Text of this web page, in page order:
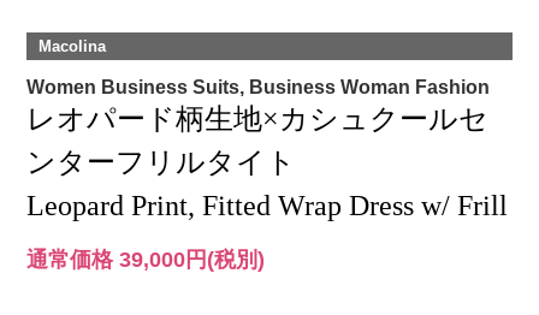
Macolina
Women Business Suits, Business Woman Fashion
レオパード柄生地×カシュクールセ
ンターフリルタイト
Leopard Print, Fitted Wrap Dress w/ Frill
通常価格 39,000円 (税別)